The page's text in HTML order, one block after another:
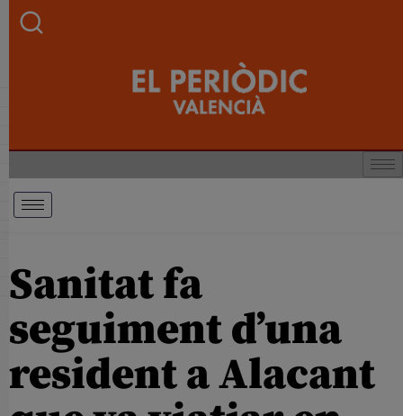
Sanitat fa
seguiment d’una
resident a Alacant